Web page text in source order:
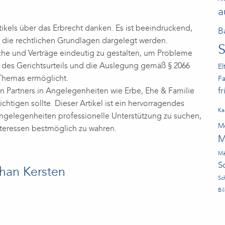
über das Erbrecht danken. Es ist beeindruckend,
rechtlichen Grundlagen dargelegt werden.
und Verträge eindeutig zu gestalten, um Probleme
Gerichtsurteils und die Auslegung gemäß § 2066
ermöglicht.
in Angelegenheiten wie Erbe, Ehe & Familie
sollte. Dieser Artikel ist ein hervorragendes
professionelle Unterstützung zu suchen,
bestmöglich zu wahren.
Kersten